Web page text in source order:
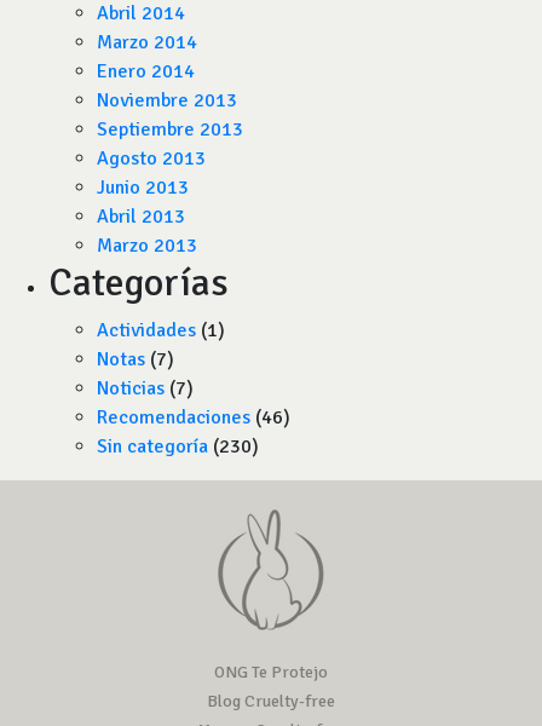
Abril 2014
Marzo 2014
Enero 2014
Noviembre 2013
Septiembre 2013
Agosto 2013
Junio 2013
Abril 2013
Marzo 2013
Categorías
Actividades (1)
Notas (7)
Noticias (7)
Recomendaciones (46)
Sin categoría (230)
ONG Te Protejo
Blog Cruelty-free